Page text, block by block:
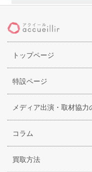
い」という思いと共に
られています。クスク
としています。スナオ
ましたし、デパートで
していました。原宿に
ど、躍進を遂げていま
クローズしました。
トップページ
特設ページ
メディア出演・取材協力
コラム
買取方法